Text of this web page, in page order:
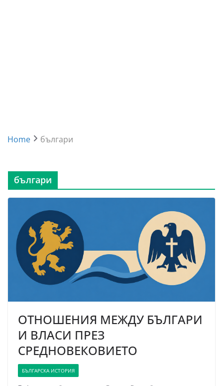
Home българи
българи
ОТНОШЕНИЯ МЕЖДУ БЪЛГАРИ
И ВЛАСИ ПРЕЗ
СРЕДНОВЕКОВИЕТО
БЪЛГАРСКА ИСТОРИЯ